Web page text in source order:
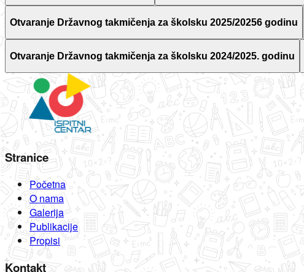
Otvaranje Državnog takmičenja za školsku 2025/20256 godinu
Otvaranje Državnog takmičenja za školsku 2024/2025. godinu
Stranice
Početna
O nama
Galerija
Publikacije
Propisi
Kontakt